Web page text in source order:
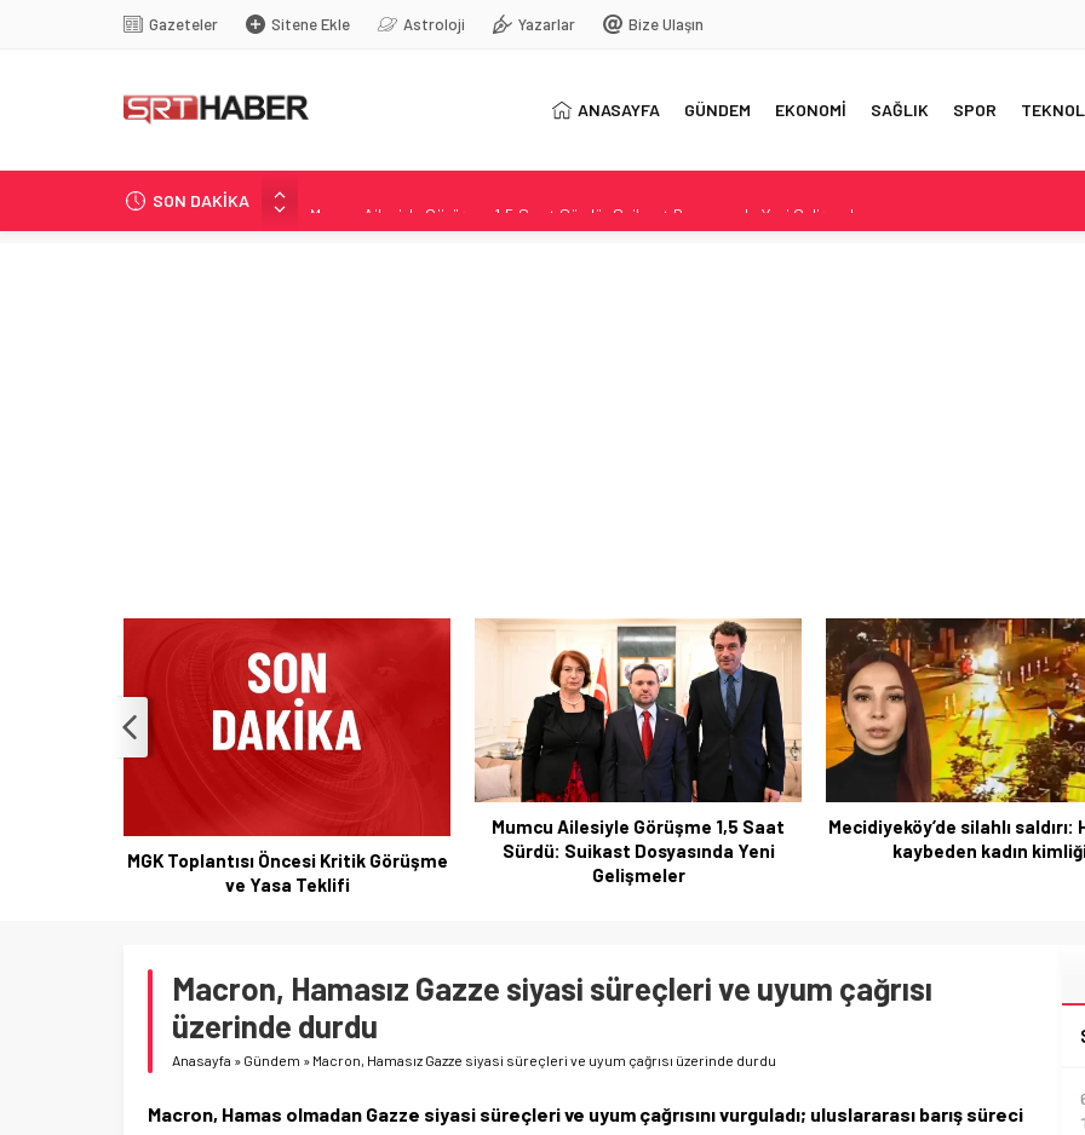
Gazeteler Sitene Ekle Astroloji Yazarlar Bize Ulaşın
ANASAYFA GÜNDEM EKONOMİ SAĞLIK SPOR
SON DAKİKA
Mecidiyeköy’de silahlı saldırı: Hayatını kaybeden kadın kimliği
Mumcu Ailesiyle Görüşme 1,5 Saat
Sürdü: Suikast Dosyasında Yeni
Gelişmeler
Mecidiyeköy’de silahlı saldırı: Hayatını
kaybeden kadın kimliği
Muğlaspor’da Transfer
Oyuncularla İlk
Macron, Hamasız Gazze siyasi süreçleri ve uyum çağrısı
üzerinde durdu
Anasayfa » Gündem » Macron, Hamasız Gazze siyasi süreçleri ve uyum çağrısı üzerinde durdu
Macron, Hamas olmadan Gazze siyasi süreçleri ve uyum çağrısını vurguladı; uluslararası barış süreci